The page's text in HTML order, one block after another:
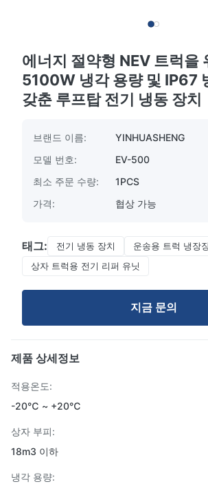
에너지 절약형 NEV 트럭을
5100W 냉각 용량 및 IP67
갖춘 루프탑 전기 냉동 장치
브랜드 이름:
YINHUASHENG
모델 번호:
EV-500
최소 주문 수량:
1PCS
가격:
협상 가능
태그: 전기 냉동 장치
운송용 트럭 냉장
상자 트럭용 전기 리퍼 유닛
지금 문의
제품 상세정보
적용온도:
-20℃ ~ +20℃
상자 부피:
18m3 이하
냉각 용량: